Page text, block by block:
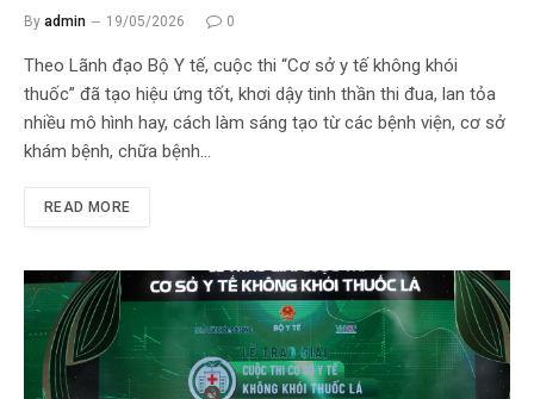
By admin 19/05/2026 0
Theo Lãnh đạo Bộ Y tế, cuộc thi “Cơ sở y tế không khói
thuốc” đã tạo hiệu ứng tốt, khơi dậy tinh thần thi đua, lan tỏa
nhiều mô hình hay, cách làm sáng tạo từ các bệnh viện, cơ sở
khám bệnh, chữa bệnh…
READ MORE